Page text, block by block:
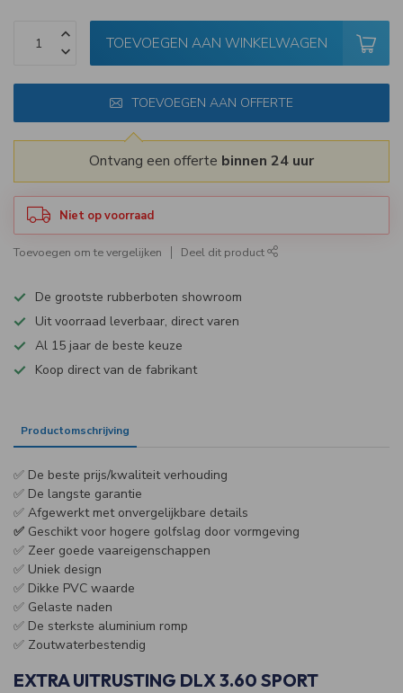
TOEVOEGEN AAN WINKELWAGEN
TOEVOEGEN AAN OFFERTE
Ontvang een offerte binnen 24 uur
Niet op voorraad
Toevoegen om te vergelijken Deel dit product
De grootste rubberboten showroom
Uit voorraad leverbaar, direct varen
Al 15 jaar de beste keuze
Koop direct van de fabrikant
Productomschrijving
✅ De beste prijs/kwaliteit verhouding
✅ De langste garantie
✅ Afgewerkt met onvergelijkbare details
✅ Geschikt voor hogere golfslag door vormgeving
✅ Zeer goede vaareigenschappen
✅ Uniek design
✅ Dikke PVC waarde
✅ Gelaste naden
✅ De sterkste aluminium romp
✅ Zoutwaterbestendig
EXTRA UITRUSTING DLX 3.60 SPORT